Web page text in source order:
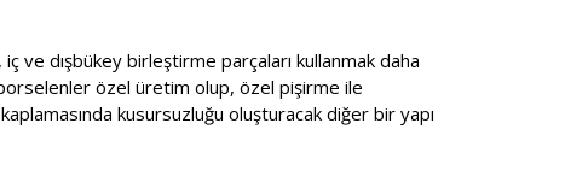
iç ve dışbükey birleştirme parçaları kullanmak daha
özel üretim olup, özel pişirme ile
kusursuzluğu oluşturacak diğer bir yapı